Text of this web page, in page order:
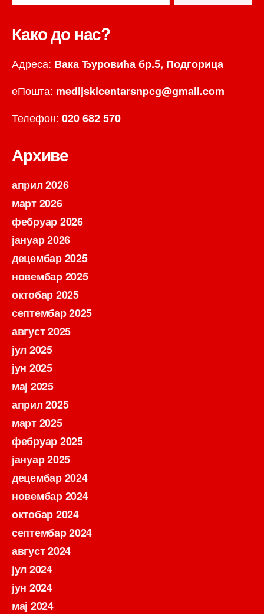
Како до нас?
Адреса: Вака Ђуровића бр.5, Подгорица
еПошта: medijskicentarsnpcg@gmail.com
Телефон: 020 682 570
Архиве
април 2026
март 2026
фебруар 2026
јануар 2026
децембар 2025
новембар 2025
октобар 2025
септембар 2025
август 2025
јул 2025
јун 2025
мај 2025
април 2025
март 2025
фебруар 2025
јануар 2025
децембар 2024
новембар 2024
октобар 2024
септембар 2024
август 2024
јул 2024
јун 2024
мај 2024